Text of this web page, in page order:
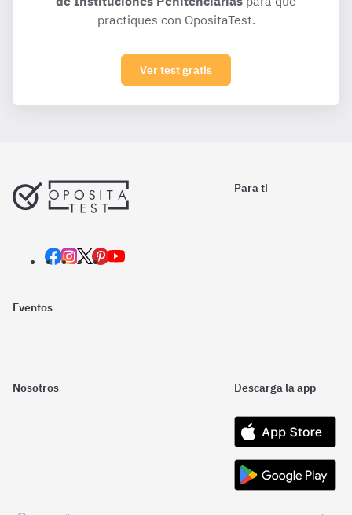
practiques con OpositaTest.
Ver test gratis
Para ti
Eventos
Nosotros Descarga la app